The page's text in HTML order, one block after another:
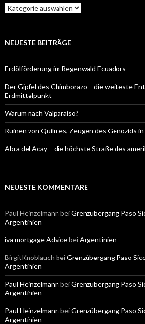
Kategorien
NEUESTE BEITRÄGE
Erdölförderung im Regenwald Ecuadors
Der Gipfel des Chimborazo – die weiteste
Erdmittelpunkt
Warum nach Valparaíso?
Ruinen von Quilmes, Zeugen des Genozids
Abra del Acay – die höchste Straße des
NEUESTE KOMMENTARE
Paul Heinzelmann beiGrenzübergang Paso
Argentinien
iva mortgage AdvicebeiArgentinien
BirgitKnoblauch beiGrenzübergang Paso
Argentinien
Paul Heinzelmann beiGrenzübergang Paso
Argentinien
Paul Heinzelmann beiGrenzübergang Paso
Argentinien